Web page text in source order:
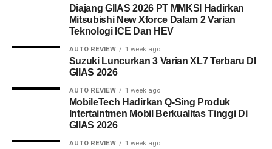
Diajang GIIAS 2026 PT MMKSI Hadirkan
Mitsubishi New Xforce Dalam 2 Varian
Teknologi ICE Dan HEV
AUTO REVIEW 1 week ago
Suzuki Luncurkan 3 Varian XL7 Terbaru DI
GIIAS 2026
AUTO REVIEW 1 week ago
MobileTech Hadirkan Q-Sing Produk
Intertaintmen Mobil Berkualitas Tinggi Di
GIIAS 2026
AUTO REVIEW 1 week ago